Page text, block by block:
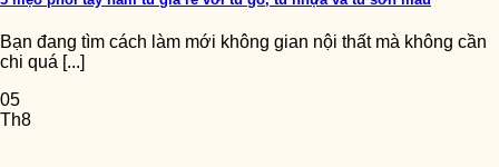
Bạn đang tìm cách làm mới không gian nội thất mà không cần
chi quá [...]
05
Th8